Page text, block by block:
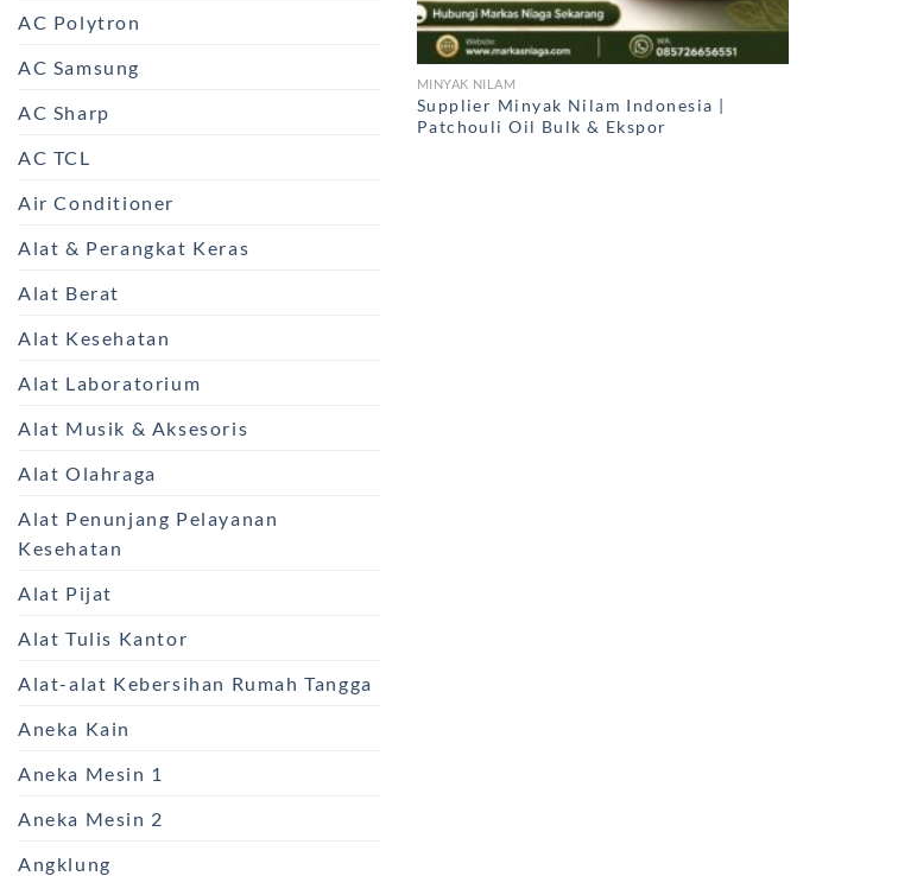
AC Polytron
AC Samsung
AC Sharp
AC TCL
Air Conditioner
Alat & Perangkat Keras
Alat Berat
Alat Kesehatan
Alat Laboratorium
Alat Musik & Aksesoris
Alat Olahraga
Alat Penunjang Pelayanan
Kesehatan
Alat Pijat
Alat Tulis Kantor
Alat-alat Kebersihan Rumah Tangga
Aneka Kain
Aneka Mesin 1
Aneka Mesin 2
Angklung
MINYAK NILAM
Supplier Minyak Nilam Indonesia |
Patchouli Oil Bulk & Ekspor